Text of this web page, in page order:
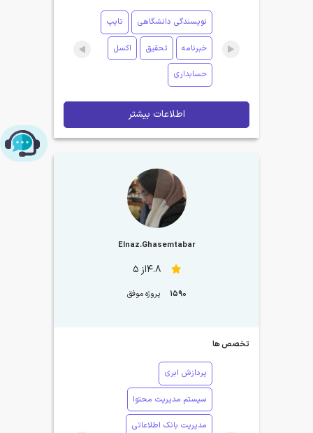
نویسندگی دانشگاهی تایپ
خبرنامه تحقیق اکسل
حسابداری
اطلاعات بیشتر
Elnaz.Ghasemtabar
4.8از 5
1590 پروژه موفق
تخصص ها
پردازش ابری
سیستم مدیریت محتوا
مدیریت بانک اطلاعاتی
چت با پشتیبانی پارس‌کدرز